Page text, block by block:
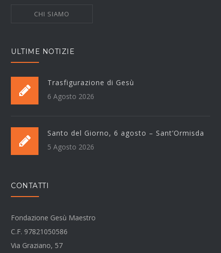
CHI SIAMO
ULTIME NOTIZIE
Trasfigurazione di Gesù
6 Agosto 2026
Santo del Giorno, 6 agosto – Sant’Ormisda
5 Agosto 2026
CONTATTI
Fondazione Gesù Maestro
C.F. 97821050586
Via Graziano, 57